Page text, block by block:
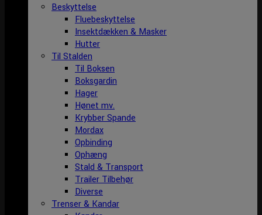
Beskyttelse
Fluebeskyttelse
Insektdækken & Masker
Hutter
Til Stalden
Til Boksen
Boksgardin
Hager
Hønet mv.
Krybber Spande
Mordax
Opbinding
Ophæng
Stald & Transport
Trailer Tilbehør
Diverse
Trenser & Kandar